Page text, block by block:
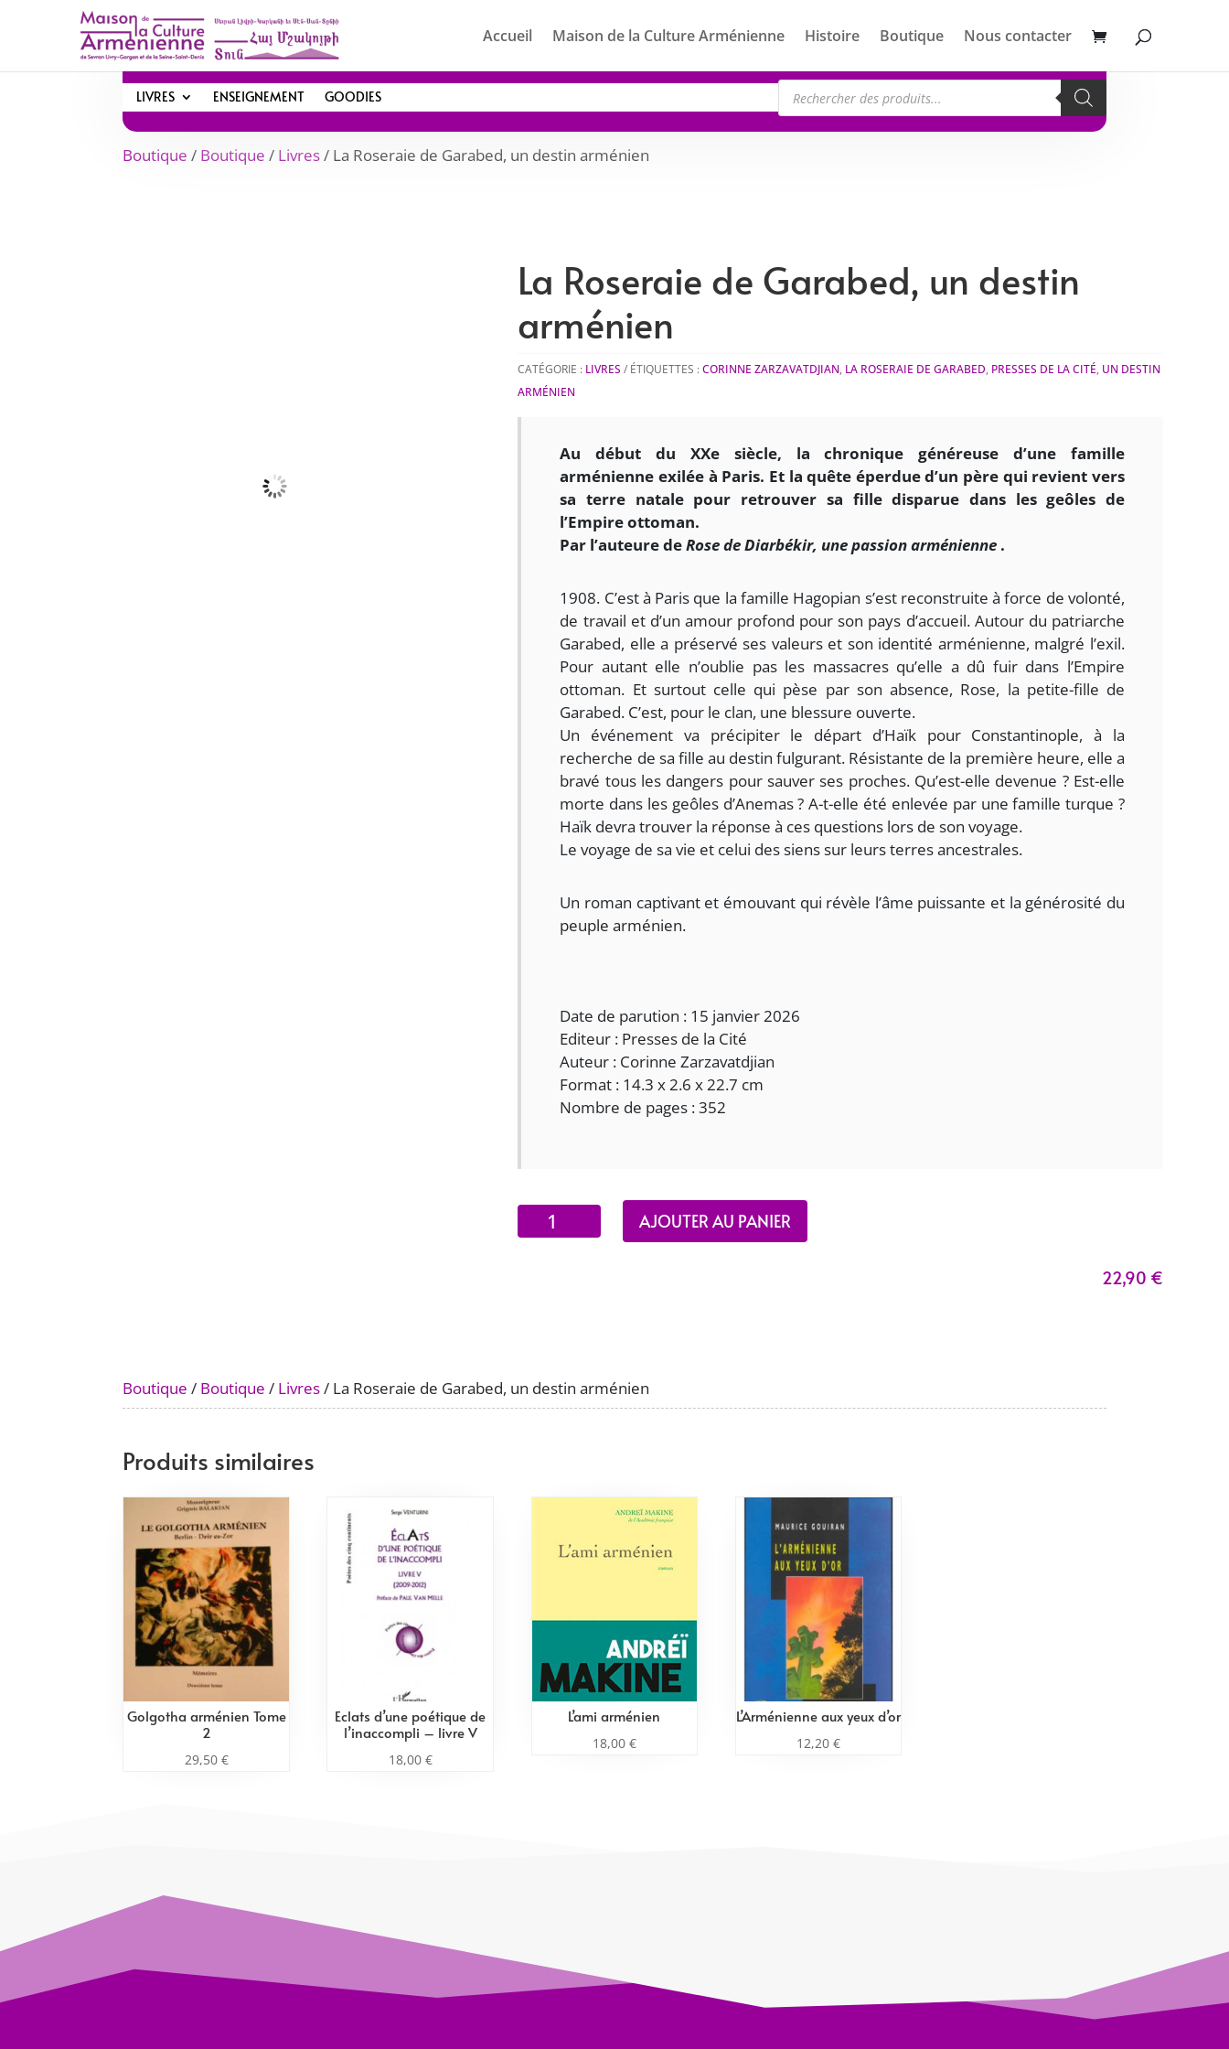
Accueil Maison de la Culture Arménienne Histoire Boutique Nous contacter
LIVRES ENSEIGNEMENT GOODIES Recherche
de
produits
Boutique / Boutique / Livres/ La Roseraie de Garabed, un destin arménien
La Roseraie de Garabed, un destin
arménien
CATÉGORIE : LIVRES ÉTIQUETTES :CORINNE ZARZAVATDJIAN, LA ROSERAIE DE GARABED, PRESSES DE LA CITÉ, UN DESTIN
ARMÉNIEN
Au début du XXe siècle, la chronique généreuse d’une famille
arménienne exilée à Paris. Et la quête éperdue d’un père qui revient vers
sa terre natale pour retrouver sa fille disparue dans les geôles de
l’Empire ottoman.
Par l’auteure deRose de Diarbékir, une passion arménienne .
1908. C’est à Paris que la famille Hagopian s’est reconstruite à force de volonté,
de travail et d’un amour profond pour son pays d’accueil. Autour du patriarche
Garabed, elle a préservé ses valeurs et son identité arménienne, malgré l’exil.
Pour autant elle n’oublie pas les massacres qu’elle a dû fuir dans l’Empire
ottoman. Et surtout celle qui pèse par son absence, Rose, la petite-fille de
Garabed. C’est, pour le clan, une blessure ouverte.
Un événement va précipiter le départ d’Haïk pour Constantinople, à la
recherche de sa fille au destin fulgurant. Résistante de la première heure, elle a
bravé tous les dangers pour sauver ses proches. Qu’est-elle devenue ? Est-elle
morte dans les geôles d’Anemas ? A-t-elle été enlevée par une famille turque ?
Haïk devra trouver la réponse à ces questions lors de son voyage.
Le voyage de sa vie et celui des siens sur leurs terres ancestrales.
Un roman captivant et émouvant qui révèle l’âme puissante et la générosité du
peuple arménien.
Date de parution : 15 janvier 2026
Editeur : Presses de la Cité
Auteur : Corinne Zarzavatdjian
Format : 14.3 x 2.6 x 22.7 cm
Nombre de pages : 352
quantité
de
arménien
AJOUTER AU PANIER
22,90 €
Boutique / Boutique / Livres/ La Roseraie de Garabed, un destin arménien
Produits similaires
Golgotha arménien Tome
2
29,50 €
Eclats d’une poétique de
l’inaccompli – livre V
18,00 €
L’ami arménien
18,00 €
L’Arménienne aux yeux d’or
12,20 €